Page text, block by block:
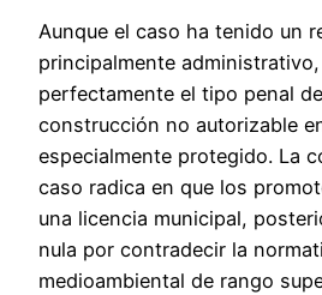
Aunque el caso ha tenido un
principalmente
perfectamente el tipo penal
construcción no autorizable
especialmente protegido. La
caso radica en que los
una licencia municipal,
nula por contradecir la
medioambiental de rango